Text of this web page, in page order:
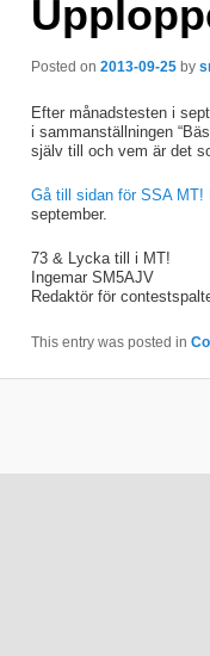
Posted on 2013-09-25 by
Efter månadstesten i
i sammanställningen
själv till och vem är det
Gå till sidan för SSA MT!
september.
73 & Lycka till i MT!
Ingemar SM5AJV
Redaktör för
This entry was posted in